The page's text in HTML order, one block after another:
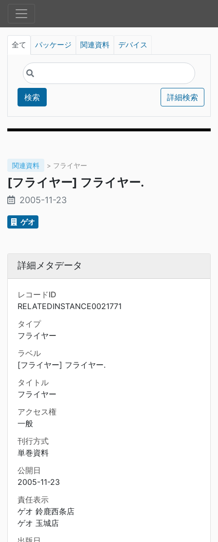
全て パッケージ 関連資料 デバイス
検索 詳細検索
関連資料 > フライヤー
[フライヤー] フライヤー.
2005-11-23
ゲオ
詳細メタデータ
レコードID
RELATEDINSTANCE0021771
タイプ
フライヤー
ラベル
[フライヤー] フライヤー.
タイトル
フライヤー
アクセス権
一般
刊行方式
単巻資料
公開日
2005-11-23
責任表示
ゲオ 鈴鹿西条店
ゲオ 玉城店